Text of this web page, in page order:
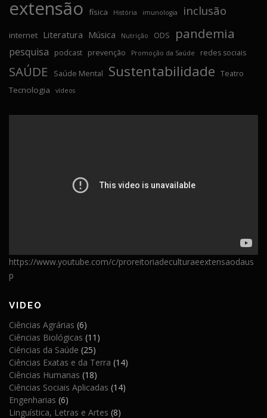
extensão física História imunologia inclusão
internet Literatura Música Nutrição ODS pandemia
pesquisa podcast prevenção Promoção da Saúde redes sociais
SAÚDE Saúde Mental Sustentabilidade Teatro
Tecnologia vídeos
https://www.youtube.com/c/proreitoriadeculturaeextensaodaus
p
VIDEO
Ciências Agrárias (6)
Ciências Biológicas (11)
Ciências da Saúde (25)
Ciências Exatas e da Terra (14)
Ciências Humanas (18)
Ciências Sociais Aplicadas (14)
Engenharias (6)
Linguística, Letras e Artes (8)